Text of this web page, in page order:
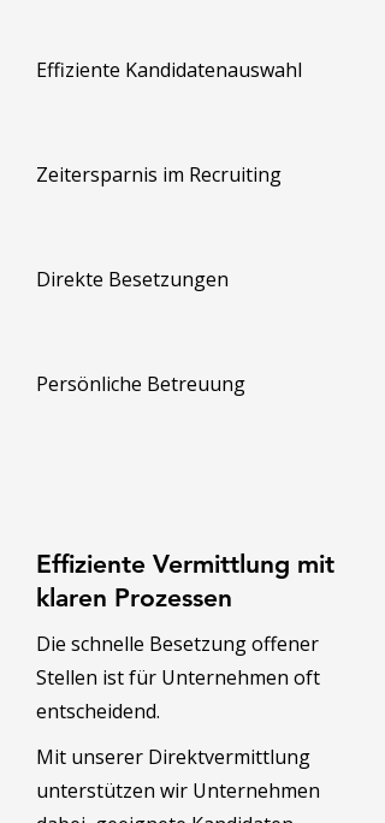
Effiziente Kandidatenauswahl
Zeitersparnis im Recruiting
Direkte Besetzungen
Persönliche Betreuung
Effiziente Vermittlung mit
klaren Prozessen
Die schnelle Besetzung offener
Stellen ist für Unternehmen oft
entscheidend.
Mit unserer Direktvermittlung
unterstützen wir Unternehmen